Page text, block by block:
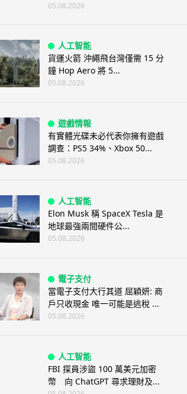
05.08.2026
人工智能
貨運火箭 沖繩飛台灣僅需 15 分
鐘 Hop Aero 將 5...
05.08.2026
遊戲情報
有實體光碟未必代表你擁有遊戲
調查：PS5 34%、Xbox 50...
05.08.2026
人工智能
Elon Musk 稱 SpaceX Tesla 是
地球最強兩間硬件公...
05.08.2026
電子支付
當電子支付大行其道 屈穎妍: 商
戶只收現金 唯一可能是逃稅 ...
05.08.2026
人工智能
FBI 探員涉盜 100 萬美元加密
幣 向 ChatGPT 尋求理財及...